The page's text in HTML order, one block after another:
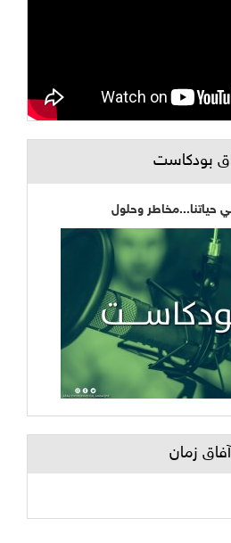
بودكاست
حياتنا...مخاطر وحلول
آفاق زمان